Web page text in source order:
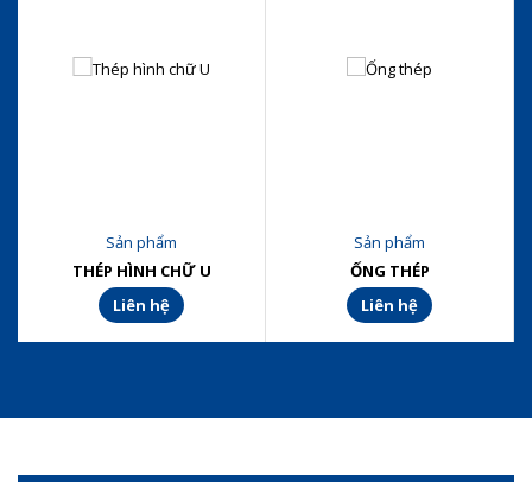
Sản phẩm
THÉP HÌNH CHỮ U
Liên hệ
Sản phẩm
ỐNG THÉP
Liên hệ